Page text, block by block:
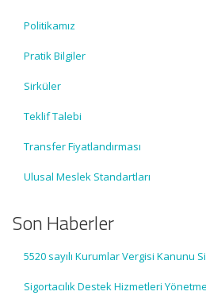
Politikamız
Pratik Bilgiler
Sirküler
Teklif Talebi
Transfer Fiyatlandırması
Ulusal Meslek Standartları
Son Haberler
5520 sayılı Kurumlar Vergisi Kanunu
Sigortacılık Destek Hizmetleri